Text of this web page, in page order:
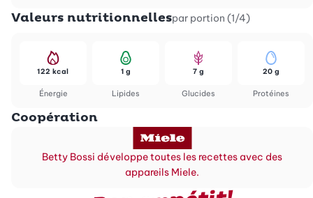
Valeurs nutritionnellespar portion (1/4)
Énergie
122 kcal
Lipides
1 g
Glucides
7 g
Protéines
20 g
Coopération
Betty Bossi développe toutes les recettes avec des
appareils Miele.